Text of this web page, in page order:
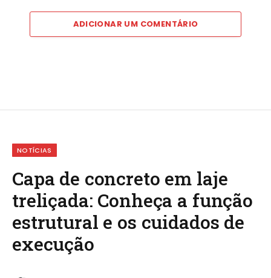
ADICIONAR UM COMENTÁRIO
NOTÍCIAS
Capa de concreto em laje
treliçada: Conheça a função
estrutural e os cuidados de
execução